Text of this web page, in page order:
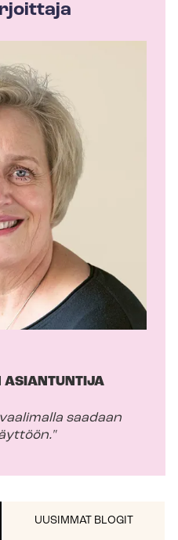
ASIANTUNTIJA
saadaan
UUSIMMAT BLOGIT